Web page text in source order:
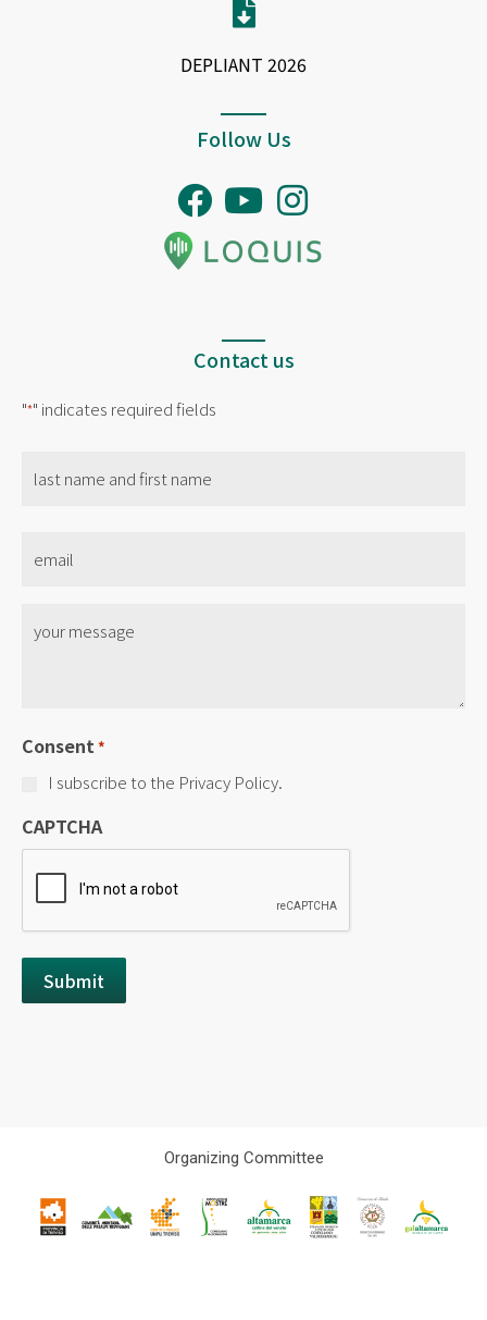
DEPLIANT 2026
Follow Us
Contact us
"*" indicates required fields
title
Consent*
I subscribe to the Privacy Policy.
CAPTCHA
Organizing Committee